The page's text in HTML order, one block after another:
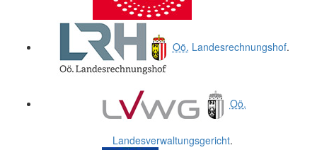
Oö. Landesrechnungshof.
Oö.
Landesverwaltungsgericht.